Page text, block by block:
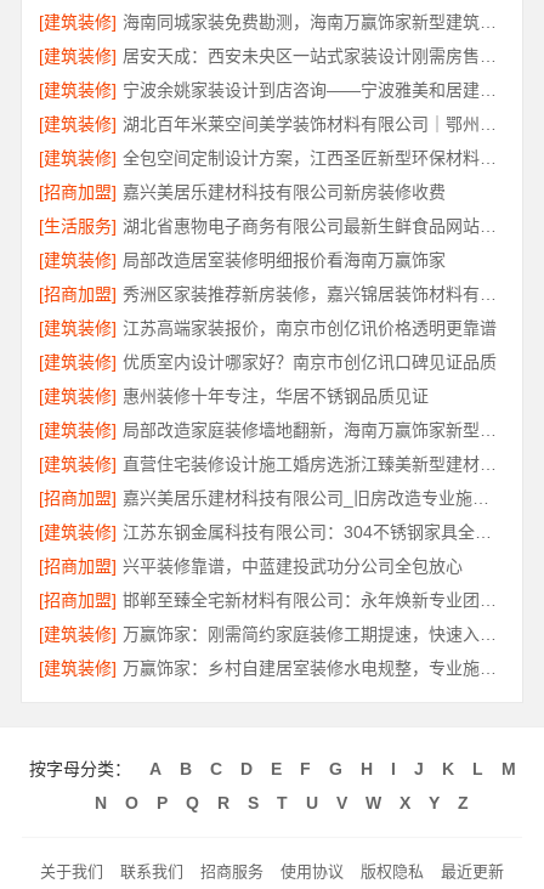
[建筑装修]
海南同城家装免费勘测，海南万赢饰家新型建筑材料有限公司
[建筑装修]
[建筑装修]
宁波余姚家装设计到店咨询——宁波雅美和居建材科技有限公司
[建筑装修]
[建筑装修]
全包空间定制设计方案，江西圣匠新型环保材料有限公司
[招商加盟] 嘉兴美居乐建材科技有限公司新房装修收费
[生活服务]
湖北省惠物电子商务有限公司最新生鲜食品网站价格解读
[建筑装修] 局部改造居室装修明细报价看海南万赢饰家
[招商加盟]
[建筑装修] 江苏高端家装报价，南京市创亿讯价格透明更靠谱
[建筑装修] 优质室内设计哪家好？南京市创亿讯口碑见证品质
[建筑装修] 惠州装修十年专注，华居不锈钢品质见证
[建筑装修]
[建筑装修]
直营住宅装修设计施工婚房选浙江臻美新型建材有限公司
[招商加盟]
嘉兴美居乐建材科技有限公司_旧房改造专业施工口碑推荐
[建筑装修]
江苏东钢金属科技有限公司：304不锈钢家具全国地址
[招商加盟] 兴平装修靠谱，中蓝建投武功分公司全包放心
[招商加盟]
[建筑装修]
[建筑装修]
万赢饰家：乡村自建居室装修水电规整，专业施工保障
按字母分类： A B C D E F G H I J K L
M
N
O P Q R S T U V W X Y Z
关于我们 联系我们 招商服务 使用协议 版权隐私 最近更新